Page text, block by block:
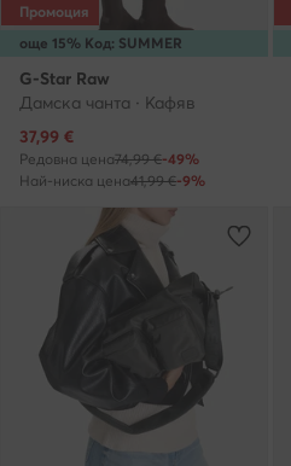
още 15% Код: SUMMER
Промоция
G-Star Raw
Дамска чанта · Кафяв
Актуална цена
37,99 €
Редовна цена74,99 €-49%
Най-ниска цена41,99 €-9%